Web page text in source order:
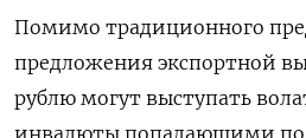
Помимо традиционного
предложения экспортной
рублю могут выступать
инвалюты попадающими